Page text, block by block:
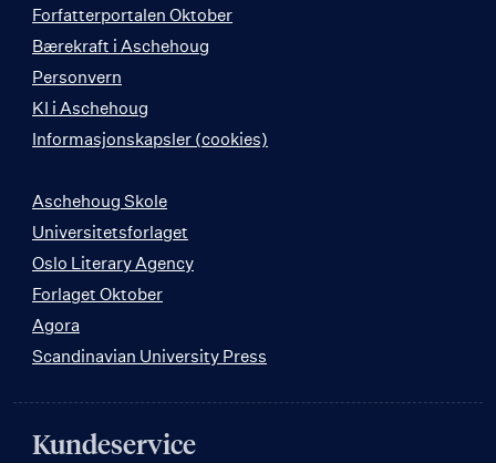
Forfatterportalen Oktober
Bærekraft i Aschehoug
Personvern
KI i Aschehoug
Informasjonskapsler (cookies)
Aschehoug Skole
Universitetsforlaget
Oslo Literary Agency
Forlaget Oktober
Agora
Scandinavian University Press
Kundeservice